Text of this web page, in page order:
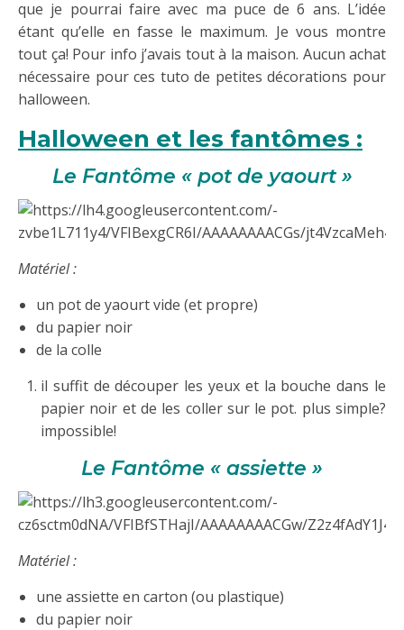
que je pourrai faire avec ma puce de 6 ans. L’idée
étant qu’elle en fasse le maximum. Je vous montre
tout ça! Pour info j’avais tout à la maison. Aucun achat
nécessaire pour ces tuto de petites décorations pour
halloween.
Halloween et les fantômes :
Le Fantôme « pot de yaourt »
Matériel :
un pot de yaourt vide (et propre)
du papier noir
de la colle
il suffit de découper les yeux et la bouche dans le
papier noir et de les coller sur le pot. plus simple?
impossible!
Le Fantôme « assiette »
Matériel :
une assiette en carton (ou plastique)
du papier noir